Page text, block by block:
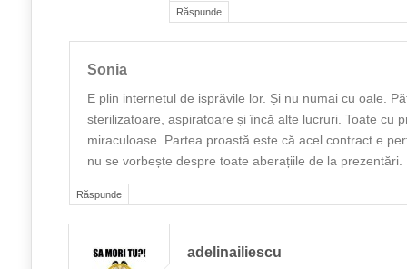
Răspunde
Răspunde
Sonia
E plin internetul de isprăvile lor. Și nu numai cu oale.
sterilizatoare, aspiratoare și încă alte lucruri. Toate cu
miraculoase. Partea proastă este că acel contract e
nu se vorbește despre toate aberațiile de la prezentări.
adelinailiescu